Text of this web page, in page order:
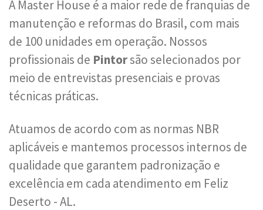
A Master House é a maior rede de franquias de
manutenção e reformas do Brasil, com mais
de 100 unidades em operação. Nossos
profissionais de Pintorsão selecionados por
meio de entrevistas presenciais e provas
técnicas práticas.
Atuamos de acordo com as normas NBR
aplicáveis e mantemos processos internos de
qualidade que garantem padronização e
excelência em cada atendimento em Feliz
Deserto - AL.